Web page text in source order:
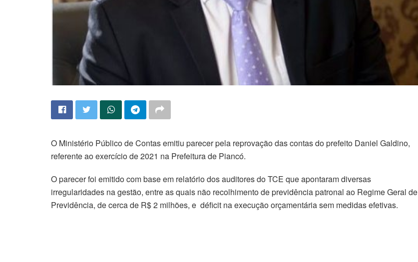
O Ministério Público de Contas emitiu parecer pela reprovação das contas do prefeito Daniel Galdino,
referente ao exercício de 2021 na Prefeitura de Piancó.
O parecer foi emitido com base em relatório dos auditores do TCE que apontaram diversas
irregularidades na gestão, entre as quais não recolhimento de previdência patronal ao Regime Geral de
Previdência, de cerca de R$ 2 milhões, e déficit na execução orçamentária sem medidas efetivas.